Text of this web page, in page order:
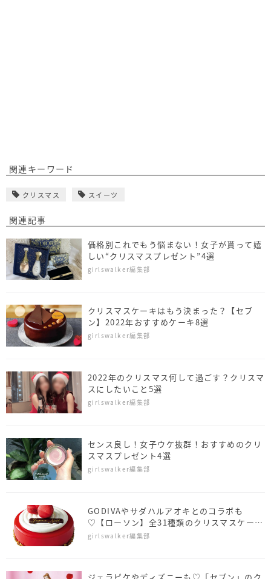
関連キーワード
クリスマス スイーツ
関連記事
価格別これでもう悩まない！女子が貰って嬉
しい“クリスマスプレゼント”4選
girlswalker編集部
クリスマスケーキはもう決まった？【セブ
ン】2022年おすすめケーキ8選
girlswalker編集部
2022年のクリスマス何して過ごす？クリスマ
スにしたいこと5選
girlswalker編集部
センス良し！女子ウケ抜群！おすすめのクリ
スマスプレゼント4選
girlswalker編集部
GODIVAやサダハルアオキとのコラボも
♡【ローソン】全31種類のクリスマスケーキ
がお目見え
girlswalker編集部